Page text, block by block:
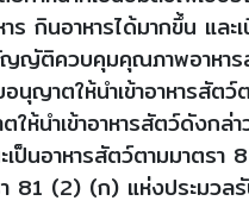
ร กินอาหารได้มากขึ้น แล
บัญญัติควบคุมคุณภาพอาห
าตให้นำเข้าอาหารสัตว์
ห้นำเข้าอาหารสัตว์ดังกล่
ป็นอาหารสัตว์ตามมาตรา
81 (2) (ก) แห่งประมว